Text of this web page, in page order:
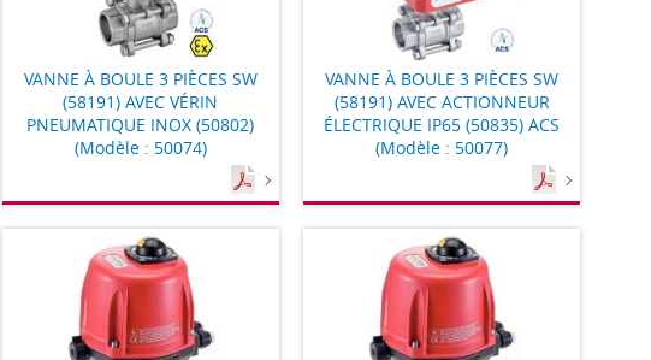
VANNE À BOULE 3 PIÈCES SW
(58191) AVEC VÉRIN
PNEUMATIQUE INOX (50802)
(Modèle : 50074)
VANNE À BOULE 3 PIÈCES SW
(58191) AVEC ACTIONNEUR
ÉLECTRIQUE IP65 (50835) ACS
(Modèle : 50077)